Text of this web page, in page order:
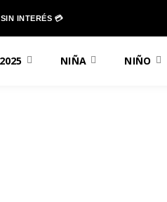
INTERÉS 💳
NIÑA NIÑO